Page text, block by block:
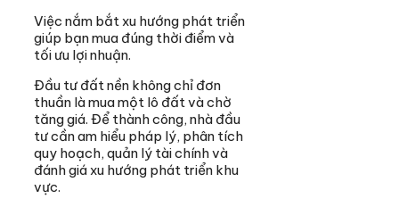
Việc nắm bắt xu hướng phát triển
giúp bạn mua đúng thời điểm và
tối ưu lợi nhuận.
Đầu tư đất nền không chỉ đơn
thuần là mua một lô đất và chờ
tăng giá. Để thành công, nhà đầu
tư cần am hiểu pháp lý, phân tích
quy hoạch, quản lý tài chính và
đánh giá xu hướng phát triển khu
vực.